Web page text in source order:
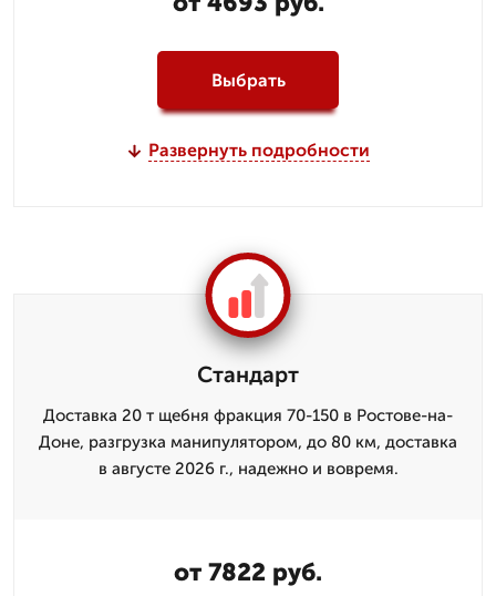
Выбрать
Развернуть подробности
Стандарт
Доставка 20 т щебня фракция 70-150 в Ростове-на-
Доне, разгрузка манипулятором, до 80 км, доставка
в августе 2026 г., надежно и вовремя.
от 7822 руб.